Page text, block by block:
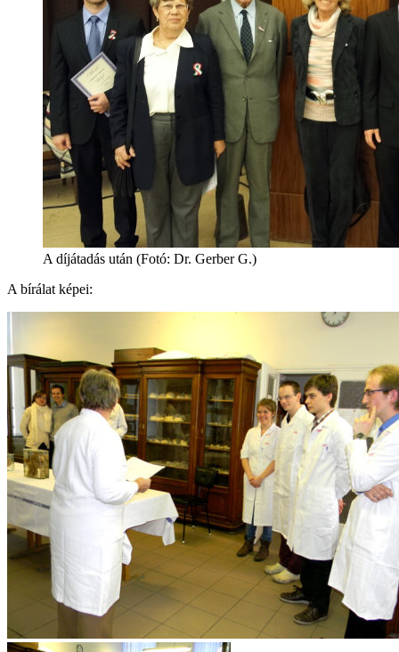
A díjátadás után (Fotó: Dr. Gerber G.)
A bírálat képei: